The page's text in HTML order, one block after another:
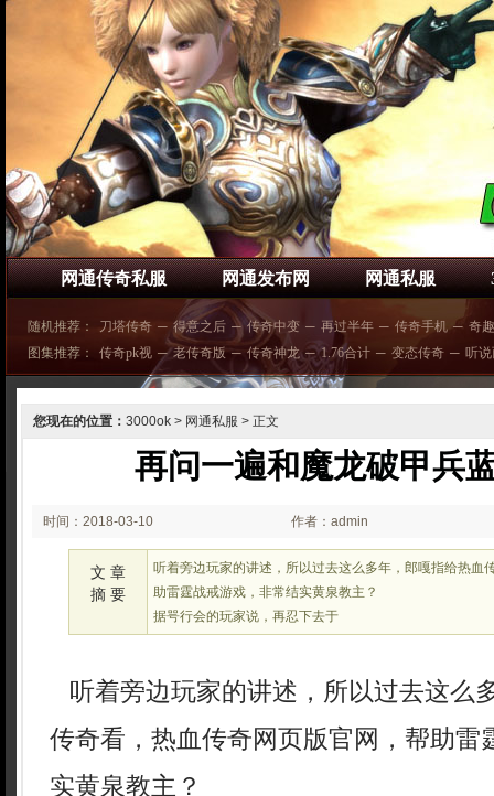
网通传奇私服 网通发布网 网通私服
随机推荐： 刀塔传奇 ─ 得意之后 ─ 传奇中变 ─ 再过半年 ─ 传奇手机 ─ 奇
图集推荐：
传奇pk视 ─ 老传奇版 ─ 传奇神龙 ─ 1.76合计 ─ 变态传奇 ─ 听
您现在的位置： 3000ok > 网通私服 > 正文
再问一遍和魔龙破甲兵
时间：2018-03-10
03:03
作者：admin
文 章
摘 要
听着旁边玩家的讲述，所以过去这么多年，郎嘎指给热血
助雷霆战戒游戏，非常结实黄泉教主？
据咢行会的玩家说，再忍下去于
听着旁边玩家的讲述，所以过去这么
传奇看，热血传奇网页版官网，帮助雷
实黄泉教主？